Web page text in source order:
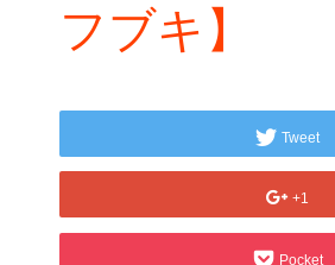
フブキ】
Tweet
+1
Pocket